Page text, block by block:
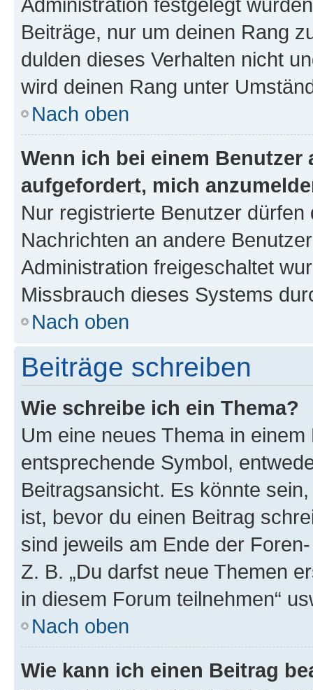
Beiträge, nur um deinen Rang
dulden dieses Verhalten nicht
wird deinen Rang unter
Nach oben
Wenn ich bei einem
aufgefordert, mich
Nur registrierte Benutzer
Nachrichten an andere
Administration freigeschaltet
Missbrauch dieses Systems
Nach oben
Beiträge schreiben
Wie schreibe ich ein Thema?
Um eine neues Thema in
entsprechende Symbol,
Beitragsansicht. Es könnte
ist, bevor du einen Beitrag
sind jeweils am Ende der
Z. B. „Du darfst neue Themen
in diesem Forum teilnehmen“
Nach oben
Wie kann ich einen Beitrag